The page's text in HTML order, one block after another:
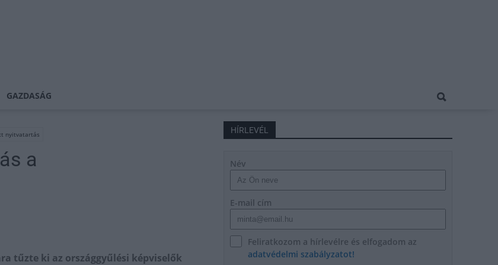
GAZDASÁG
nyitvatartás
a
tűzte ki az országgyűlési képviselők
HÍRLEVÉL
Név
E-mail cím
Feliratkozom a hírlevélre és elfogadom az
adatvédelmi szabályzatot!